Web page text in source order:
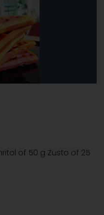
of 50 g Zusto of 25